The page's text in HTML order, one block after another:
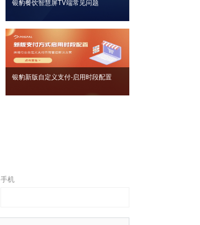
银豹餐饮智慧屏TV端常见问题
银豹新版自定义支付‑启用时段配置
手机